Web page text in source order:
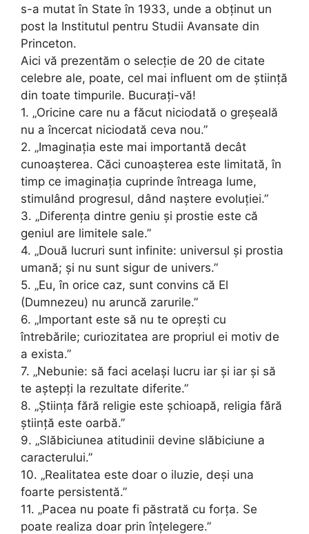
s-a mutat în State în 1933, unde a obținut un
post la Institutul pentru Studii Avansate din
Princeton.
Aici vă prezentăm o selecție de 20 de citate
celebre ale, poate, cel mai influent om de știință
din toate timpurile. Bucurați-vă!
1. „Oricine care nu a făcut niciodată o greșeală
nu a încercat niciodată ceva nou.”
2. „Imaginația este mai importantă decât
cunoașterea. Căci cunoașterea este limitată, în
timp ce imaginația cuprinde întreaga lume,
stimulând progresul, dând naștere evoluției.”
3. „Diferența dintre geniu și prostie este că
geniul are limitele sale.”
4. „Două lucruri sunt infinite: universul și prostia
umană; și nu sunt sigur de univers.”
5. „Eu, în orice caz, sunt convins că El
(Dumnezeu) nu aruncă zarurile.”
6. „Important este să nu te oprești cu
întrebările; curiozitatea are propriul ei motiv de
a exista.”
7. „Nebunie: să faci același lucru iar și iar și să
te aștepți la rezultate diferite.”
8. „Știința fără religie este șchioapă, religia fără
știință este oarbă.”
9. „Slăbiciunea atitudinii devine slăbiciune a
caracterului.”
10. „Realitatea este doar o iluzie, deși una
foarte persistentă.”
11. „Pacea nu poate fi păstrată cu forța. Se
poate realiza doar prin înțelegere.”